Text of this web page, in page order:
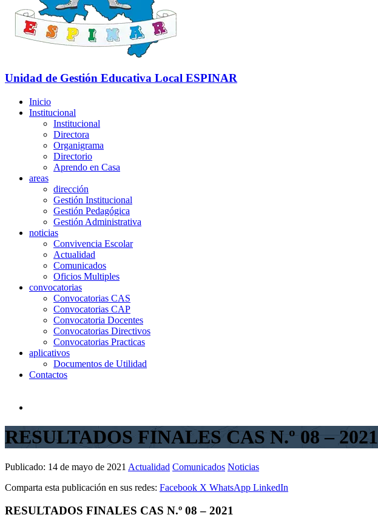
Unidad de Gestión Educativa Local ESPINAR
Inicio
Institucional
Institucional
Directora
Organigrama
Directorio
Aprendo en Casa
areas
dirección
Gestión Institucional
Gestión Pedagógica
Gestión Administrativa
noticias
Convivencia Escolar
Actualidad
Comunicados
Oficios Multiples
convocatorias
Convocatorias CAS
Convocatorias CAP
Convocatoria Docentes
Convocatorias Directivos
Convocatorias Practicas
aplicativos
Documentos de Utilidad
Contactos
RESULTADOS FINALES CAS N.º 08 – 2021
Publicado: 14 de mayo de 2021 Actualidad Comunicados Noticias
Comparta esta publicación en sus redes: Facebook X WhatsApp LinkedIn
RESULTADOS FINALES CAS N.º 08 – 2021